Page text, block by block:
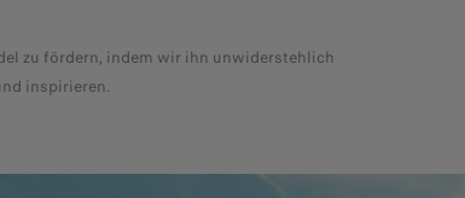
zu fördern, indem wir ihn unwiderstehlich
inspirieren.